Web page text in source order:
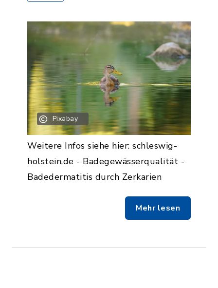
Pixabay
Weitere Infos siehe hier: schleswig-
holstein.de - Badegewässerqualität -
Badedermatitis durch Zerkarien
Mehr lesen